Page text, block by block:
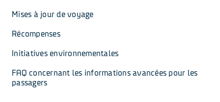
Mises à jour de voyage
Récompenses
Initiatives environnementales
FAQ concernant les informations avancées pour les
passagers